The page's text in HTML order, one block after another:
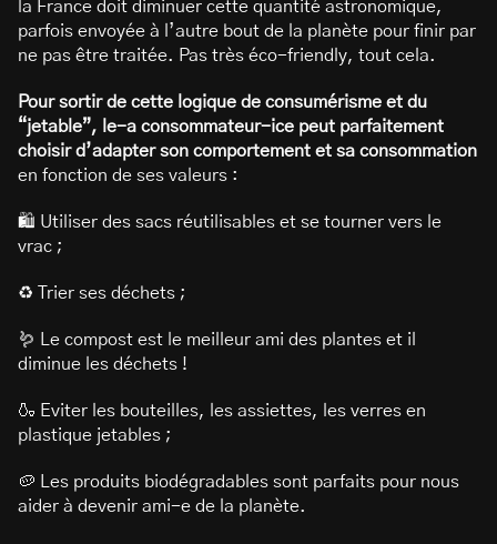
la France doit diminuer cette quantité astronomique,
parfois envoyée à l’autre bout de la planète pour finir par
ne pas être traitée. Pas très éco-friendly, tout cela.
Pour sortir de cette logique de consumérisme et du
“jetable”, le-a consommateur-ice peut parfaitement
choisir d’adapter son comportement et sa consommation
en fonction de ses valeurs :
🛍️ Utiliser des sacs réutilisables et se tourner vers le
vrac ;
♻️ Trier ses déchets ;
🪱 Le compost est le meilleur ami des plantes et il
diminue les déchets !
🍶 Eviter les bouteilles, les assiettes, les verres en
plastique jetables ;
🥔 Les produits biodégradables sont parfaits pour nous
aider à devenir ami-e de la planète.